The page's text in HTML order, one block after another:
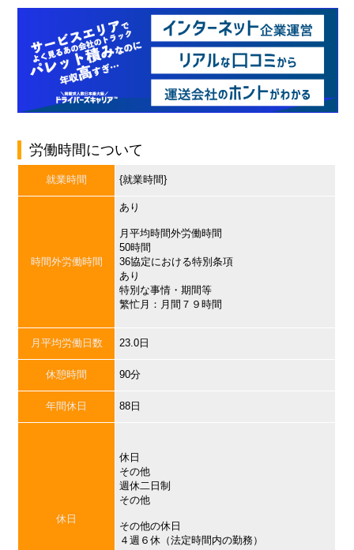
労働時間について
就業時間 {就業時間}
時間外労働時間
あり
月平均時間外労働時間
50時間
36協定における特別条項
あり
特別な事情・期間等
繁忙月：月間７９時間
月平均労働日数 23.0日
休憩時間 90分
年間休日 88日
休日
休日
その他
週休二日制
その他
その他の休日
４週６休（法定時間内の勤務）